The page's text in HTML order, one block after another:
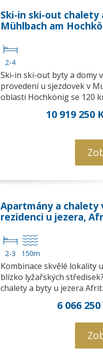
Ski-in ski-out chalety
Mühlbach am
2-4
Ski-in ski-out byty a domy
provedení u sjezdovek v
oblasti Hochkönig se 120
10 919 250
Apartmány a chalety
rezidenci u jezera,
2-3 150m
Kombinace skvělé lokality
blízko lyžařských
chalety a byty u jezera
6 066